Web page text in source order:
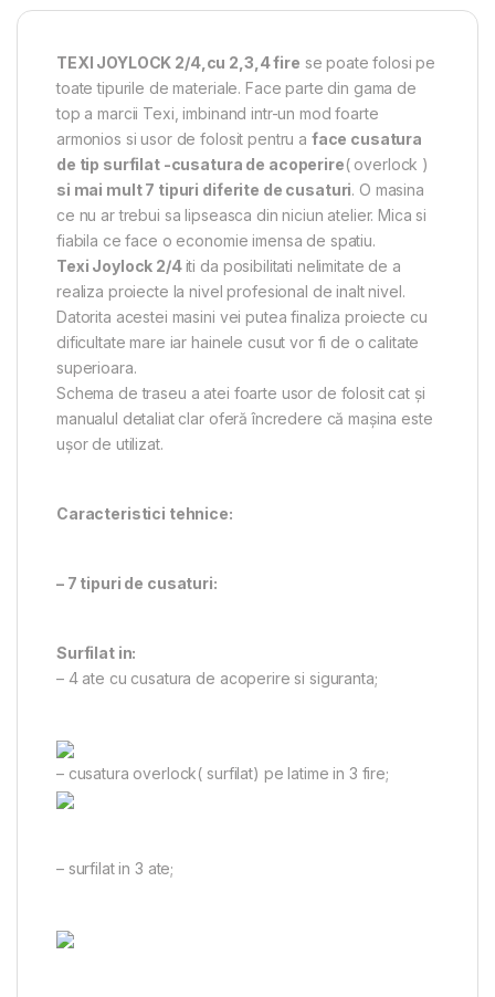
TEXI JOYLOCK 2/4,cu 2,3,4 fire se poate folosi pe
toate tipurile de materiale. Face parte din gama de
top a marcii Texi, imbinand intr-un mod foarte
armonios si usor de folosit pentru a face cusatura
de tip surfilat -cusatura de acoperire( overlock )
si mai mult 7 tipuri diferite de cusaturi. O masina
ce nu ar trebui sa lipseasca din niciun atelier. Mica si
fiabila ce face o economie imensa de spatiu.
Texi Joylock 2/4iti da posibilitati nelimitate de a
realiza proiecte la nivel profesional de inalt nivel.
Datorita acestei masini vei putea finaliza proiecte cu
dificultate mare iar hainele cusut vor fi de o calitate
superioara.
Schema de traseu a atei foarte usor de folosit cat și
manualul detaliat clar oferă încredere că mașina este
ușor de utilizat.
Caracteristici tehnice:
– 7 tipuri de cusaturi:
Surfilat in:
– 4 ate cu cusatura de acoperire si siguranta;
– cusatura overlock( surfilat) pe latime in 3 fire;
– surfilat in 3 ate;